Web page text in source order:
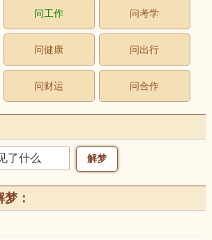
问工作 问考学
问健康 问出行
问财运 问合作
：